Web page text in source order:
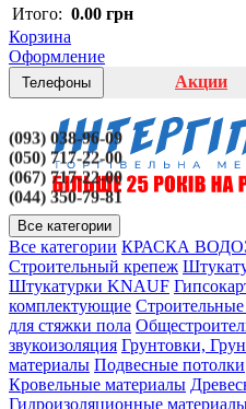
Итого: 0.00 грн
Корзина
Оформление
Телефоны
(093) 038-96-09
(050) 717-22-00
(067) 717-22-00
(044) 350-79-81
Акции
Все категории
Все категории КРАСКА
Строительный крепеж
Штукатурки KNAUF
комплектующие Строительные
для стяжки пола
звукоизоляция Грунтовки,
материалы Подвесные потолки
Кровельные материалы
Гидроизоляционные